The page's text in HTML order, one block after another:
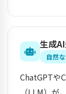
生成AI
自然
ChatGPTや